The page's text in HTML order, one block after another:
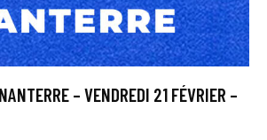
– VENDREDI 21 FÉVRIER –